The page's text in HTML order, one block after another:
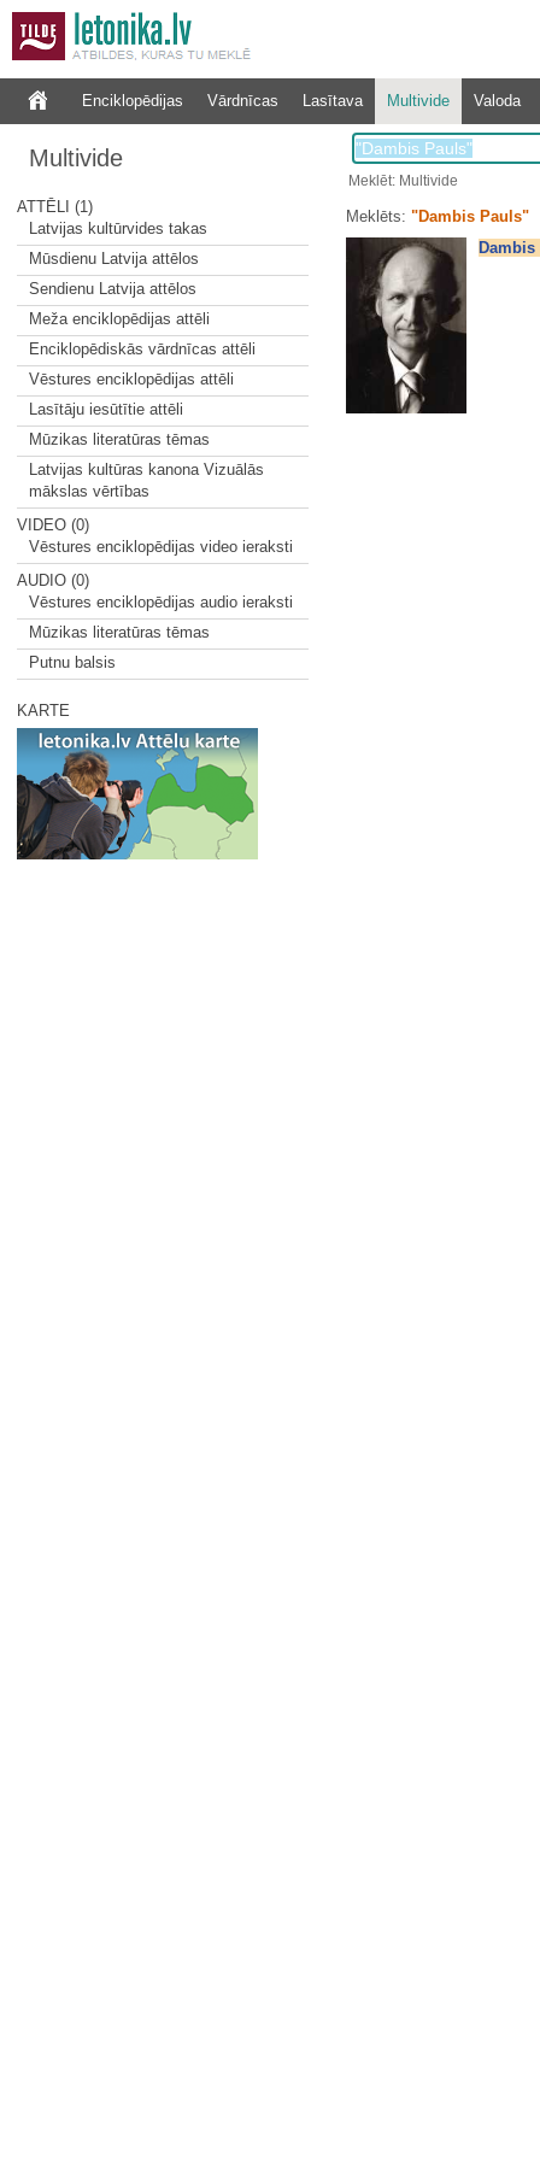
Enciklopēdijas Vārdnīcas Lasītava Multivide Valoda
Multivide
ATTĒLI (1)
Latvijas kultūrvides takas
Mūsdienu Latvija attēlos
Sendienu Latvija attēlos
Meža enciklopēdijas attēli
Enciklopēdiskās vārdnīcas attēli
Vēstures enciklopēdijas attēli
Lasītāju iesūtītie attēli
Mūzikas literatūras tēmas
Latvijas kultūras kanona Vizuālās
mākslas vērtības
VIDEO (0)
Vēstures enciklopēdijas video ieraksti
AUDIO (0)
Vēstures enciklopēdijas audio ieraksti
Mūzikas literatūras tēmas
Putnu balsis
KARTE
Meklēt: Multivide
Meklēts: "Dambis Pauls"
Dambis